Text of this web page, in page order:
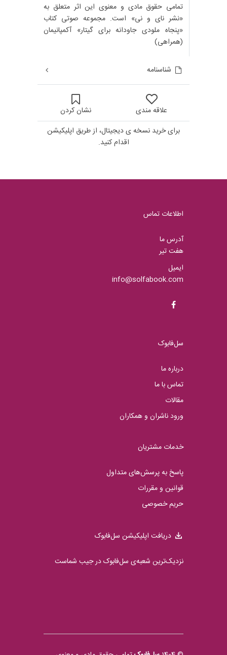
تمامی حقوق مادی و معنوی این اثر متعلق به
«نشر نای و نی» است. مجموعه صوتی کتاب
«پنجاه ملودی جاودانه برای گیتار» آکمپانیمان
(همراهی)
شناسنامه
علاقه مندی
نشان کردن
برای خرید نسخه ی دیجیتال، از طریق اپلیکیشن
اقدام کنید.
اطلاعات تماس
آدرس ما
هفت تیر
ایمیل
info@solfabook.com
سل‌فابوک
درباره ما
تماس با ما
مقالات
ورود ناشران و همکاران
خدمات مشتریان
پاسخ به پرسش‌های متداول
قوانین و مقررات
حریم خصوصی
دریافت اپلیکیشن سل‌فابوک
نزدیک‌ترین شعبه‌ی سل‌فابوک در جیب شماست